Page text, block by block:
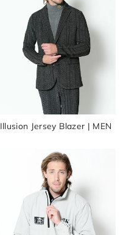
Illusion Jersey Blazer | MEN